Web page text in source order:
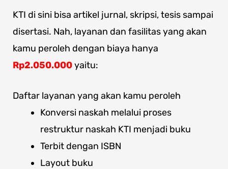
KTI di sini bisa artikel jurnal, skripsi, tesis sampai
disertasi. Nah, layanan dan fasilitas yang akan
kamu peroleh dengan biaya hanya
Rp2.050.000yaitu:
Daftar layanan yang akan kamu peroleh
Konversi naskah melalui proses
restruktur naskah KTI menjadi buku
Terbit dengan ISBN
Layout buku